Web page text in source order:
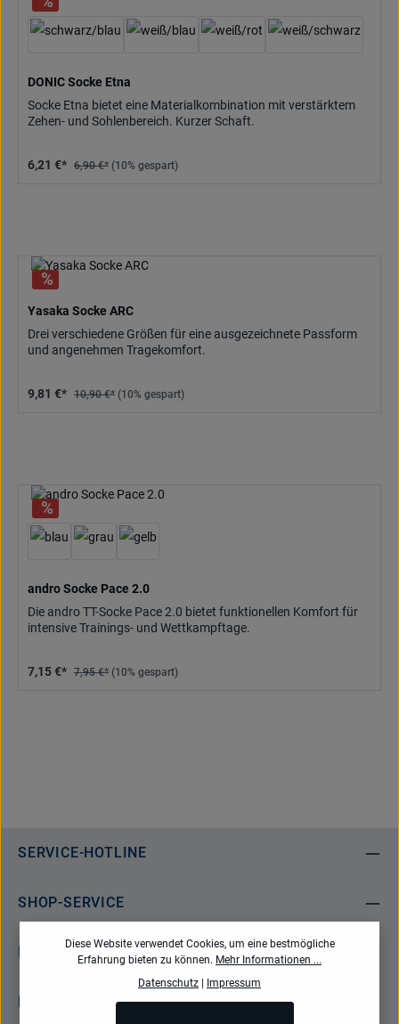
DONIC Socke Etna
Socke Etna bietet eine Materialkombination mit verstärktem
Zehen- und Sohlenbereich. Kurzer Schaft.
6,21 €* 6,90 €* (10% gespart)
Yasaka Socke ARC
Drei verschiedene Größen für eine ausgezeichnete Passform
und angenehmen Tragekomfort.
9,81 €* 10,90 €* (10% gespart)
andro Socke Pace 2.0
Die andro TT-Socke Pace 2.0 bietet funktionellen Komfort für
intensive Trainings- und Wettkampftage.
7,15 €* 7,95 €* (10% gespart)
SERVICE-HOTLINE
SHOP-SERVICE
INFORMATIONEN
Diese Website verwendet Cookies, um eine bestmögliche
Erfahrung bieten zu können. Mehr Informationen ...
Datenschutz
Impressum